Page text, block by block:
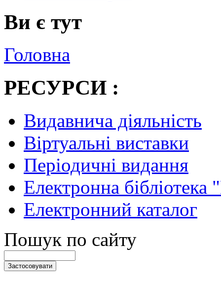
Ви є тут
Головна
РЕСУРСИ :
Видавнича діяльність
Віртуальні виставки
Періодичні видання
Електронна
Електронний каталог
Пошук по сайту